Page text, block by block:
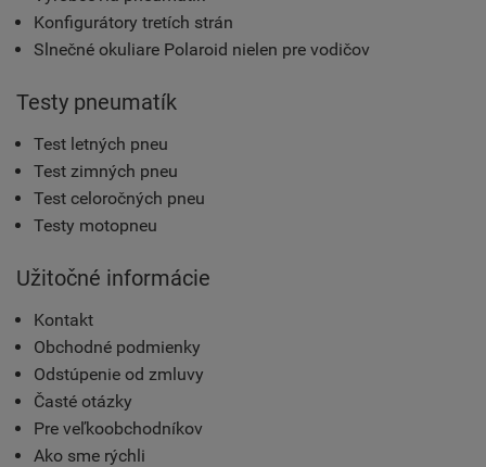
Konfigurátory tretích strán
Slnečné okuliare Polaroid nielen pre vodičov
Testy pneumatík
Test letných pneu
Test zimných pneu
Test celoročných pneu
Testy motopneu
Užitočné informácie
Kontakt
Obchodné podmienky
Odstúpenie od zmluvy
Časté otázky
Pre veľkoobchodníkov
Ako sme rýchli